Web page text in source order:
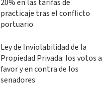
20% en las tarifas de
practicaje tras el conflicto
portuario
Ley de Inviolabilidad de la
Propiedad Privada: los votos a
favor y en contra de los
senadores